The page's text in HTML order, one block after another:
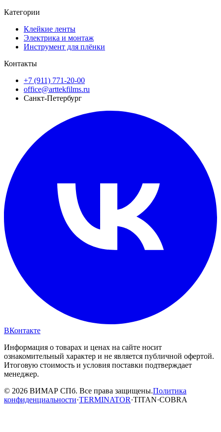
Категории
Клейкие ленты
Электрика и монтаж
Инструмент для плёнки
Контакты
+7 (911) 771-20-00
office@arttekfilms.ru
Санкт-Петербург
ВКонтакте
Информация о товарах и ценах на сайте носит
ознакомительный характер и не является публичной офертой.
Итоговую стоимость и условия поставки подтверждает
менеджер.
© 2026 ВИМАР СПб. Все права защищены.Политика
конфиденциальности·TERMINATOR·TITAN·COBRA